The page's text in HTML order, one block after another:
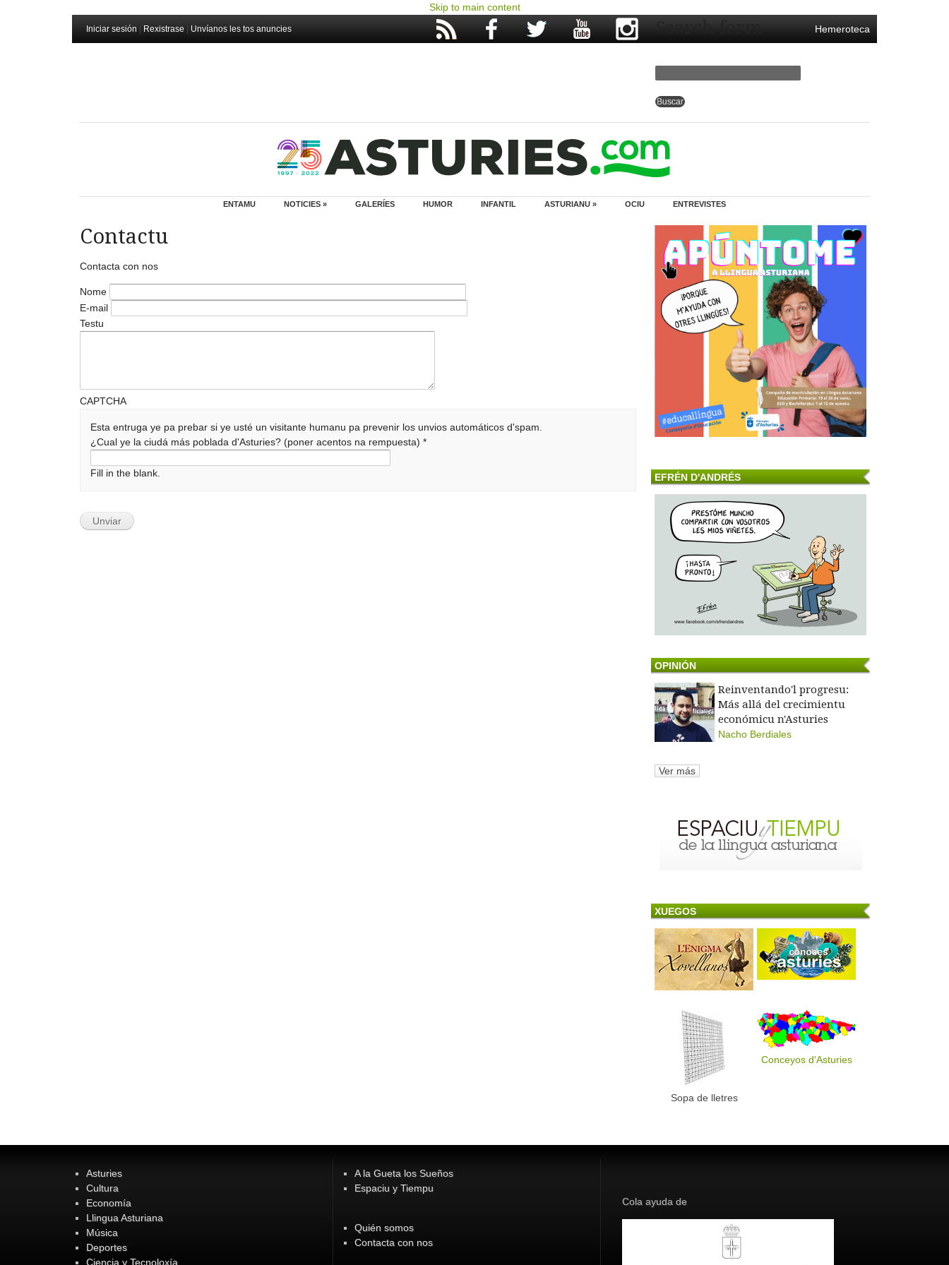
Skip to main content
Iniciar sesión Rexistrase Unvíanos les tos anuncies Hemeroteca
Search form
ENTAMU NOTICIES » GALERÍES HUMOR INFANTIL ASTURIANU » OCIU ENTREVISTES
Contactu
Contacta con nos
Nome
E-mail
Testu
CAPTCHA
Esta entruga ye pa prebar si ye usté un visitante humanu pa prevenir los unvios automáticos d'spam.
¿Cual ye la ciudá más poblada d'Asturies? (poner acentos na rempuesta)*
Fill in the blank. EFRÉN D'ANDRÉS
OPINIÓN
Reinventando'l progresu:
Más allá del crecimientu
económicu n'Asturies
Nacho Berdiales
Ver más
XUEGOS
Sopa de lletres
Conceyos d'Asturies
Asturies
Cultura
Economía
Llingua Asturiana
Música
Deportes
Ciencia y Tecnoloxía
A la Gueta los Sueños
Espaciu y Tiempu
Quién somos
Contacta con nos
Cola ayuda de